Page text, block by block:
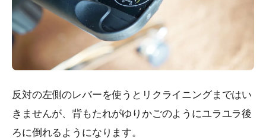
反対の左側のレバーを使うとリクライニングまではい
きませんが、背もたれがゆりかごのようにユラユラ後
ろに倒れるようになります。